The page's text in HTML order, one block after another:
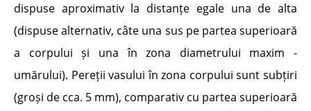
dispuse aproximativ la distanțe egale una de alta
(dispuse alternativ, câte una sus pe partea superioară
a corpului și una în zona diametrului maxim -
umărului). Pereții vasului în zona corpului sunt subțiri
(groși de cca. 5 mm), comparativ cu partea superioară